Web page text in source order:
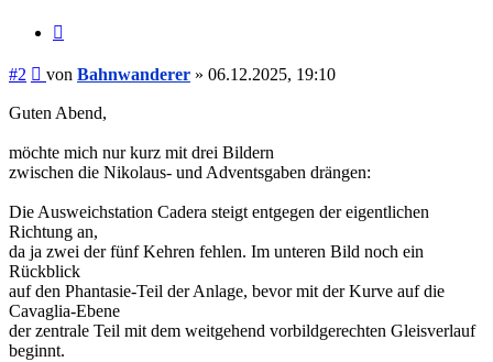
#2 Beitrag
von Bahnwanderer » 06.12.2025, 19:10
Guten Abend,
möchte mich nur kurz mit drei Bildern
zwischen die Nikolaus- und Adventsgaben drängen:
Die Ausweichstation Cadera steigt entgegen der eigentlichen
Richtung an,
da ja zwei der fünf Kehren fehlen. Im unteren Bild noch ein
Rückblick
auf den Phantasie-Teil der Anlage, bevor mit der Kurve auf die
Cavaglia-Ebene
der zentrale Teil mit dem weitgehend vorbildgerechten Gleisverlauf
beginnt.